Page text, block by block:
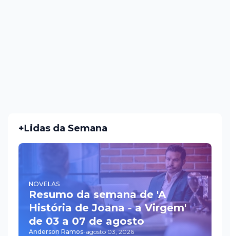
+Lidas da Semana
NOVELAS
Resumo da semana de 'A
História de Joana - a Virgem'
de 03 a 07 de agosto
Anderson Ramos-agosto 03, 2026